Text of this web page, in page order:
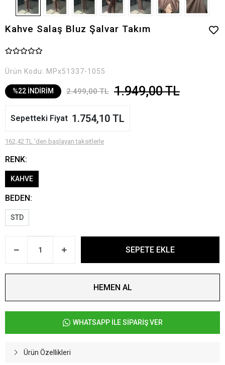
Kahve Salaş Bluz Şalvar Takım
Ürün Kodu: MPx51337-1055
%22 İNDİRİM 2.499,00 TL 1.949,00 TL
Sepetteki Fiyat 1.754,10 TL
162,42 TL 'den başlayan taksitlerle
RENK:
KAHVE
BEDEN:
STD
SEPETE EKLE
HEMEN AL
WHATSAPP İLE SİPARİŞ VER
Ürün Özellikleri